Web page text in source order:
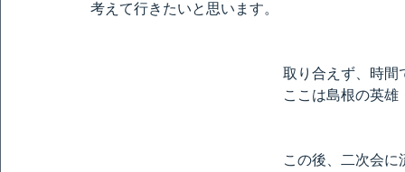
考えて行きたいと思います。
取り合えず、時間
ここは島根の英雄
この後、二次会